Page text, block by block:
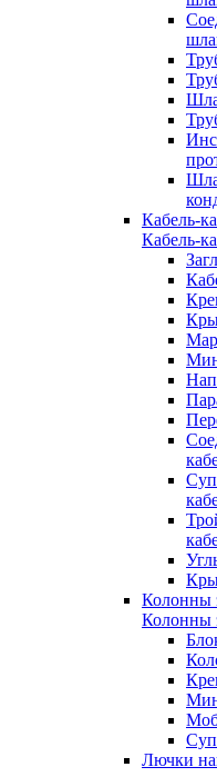
Кабель-
Кабель-
Колонны
Колонны
Лючки